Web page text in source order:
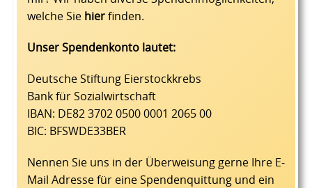
welche Sie hierfinden.
Unser Spendenkonto lautet:
Deutsche Stiftung Eierstockkrebs
Bank für Sozialwirtschaft
IBAN: DE82 3702 0500 0001 2065 00
BIC: BFSWDE33BER
Nennen Sie uns in der Überweisung gerne Ihre E-
Mail Adresse für eine Spendenquittung und ein